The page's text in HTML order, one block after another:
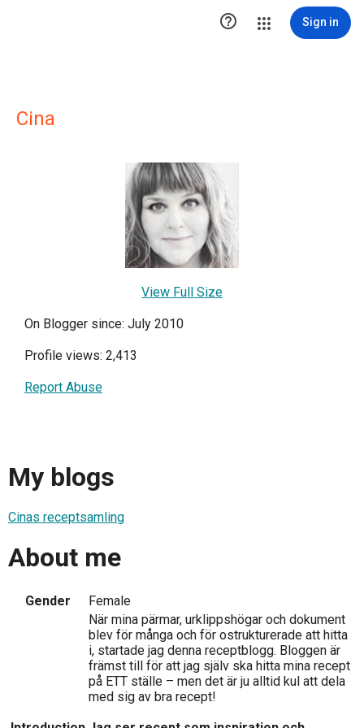
 Sign in
Cina
View Full Size
On Blogger since: July 2010
Profile views: 2,413
Report Abuse
My blogs
Cinas receptsamling
About me
Gender Female
När mina pärmar, urklippshögar och dokument
blev för många och för ostrukturerade att hitta
i, startade jag denna receptblogg. Bloggen är
främst till för att jag själv ska hitta mina recept
på ETT ställe – men det är ju alltid kul att dela
med sig av bra recept!